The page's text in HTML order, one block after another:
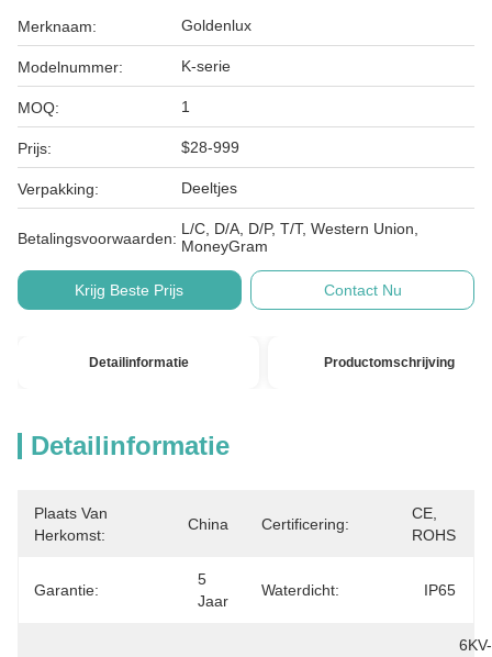
Merknaam: Goldenlux
Modelnummer: K-serie
MOQ: 1
Prijs: $28-999
Verpakking: Deeltjes
Betalingsvoorwaarden:
L/C, D/A, D/P, T/T, Western Union,
MoneyGram
Krijg Beste Prijs Contact Nu
Detailinformatie Productomschrijving
Detailinformatie
Plaats Van
Herkomst:
China Certificering:
CE,
ROHS
Garantie:
5
Jaar
Waterdicht: IP65
6KV-